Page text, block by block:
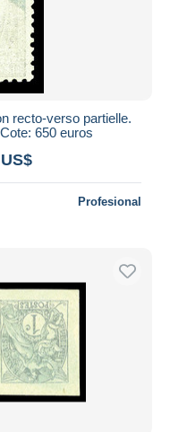
recto-verso partielle.
650 euros
Profesional